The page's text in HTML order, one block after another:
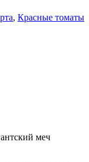
, Красные томаты
меч